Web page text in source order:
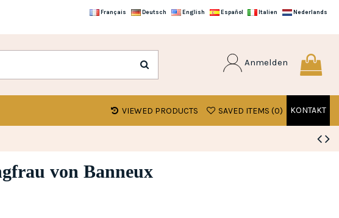
Français Deutsch English Español Italien Nederlands
Anmelden
KONTAKT
SAVED ITEMS (0)
VIEWED PRODUCTS
von Banneux